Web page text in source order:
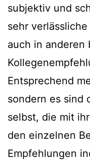
subjektiv und
sehr
auch in anderen
Entsprechend
sondern es sind
selbst, die mit
den einzelnen
Empfehlungen